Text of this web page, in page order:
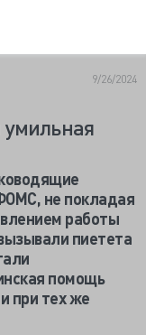
9/26/2024
не покладая
работы
пиетета
помощь
при тех же